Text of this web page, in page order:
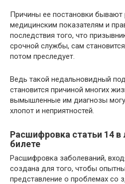
Причины ее постановки бывают
медицинским показателям и
последствия того, что
срочной службы, сам
потом преследует.
Ведь такой недальновидный
становится причиной многих
вымышленные им диагнозы
хлопот и неприятностей.
Расшифровка статьи 14
билете
Расшифровка заболеваний,
создана для того, чтобы
представление о проблемах со